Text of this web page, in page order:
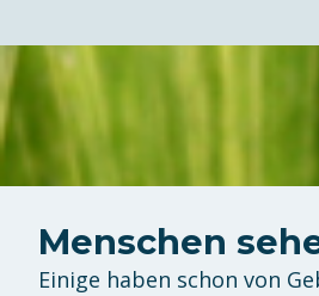
Menschen
Einige haben schon von